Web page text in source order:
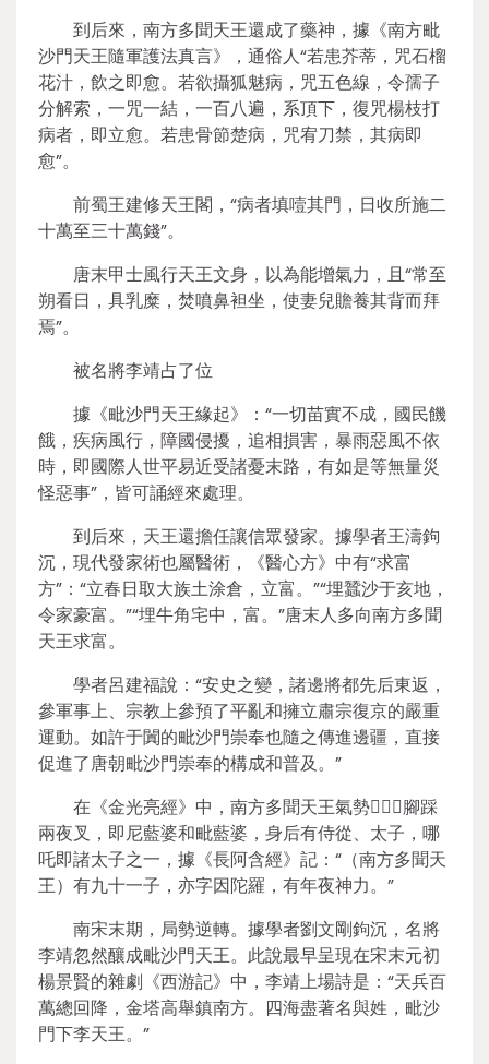
到后來，南方多聞天王還成了藥神，據《南方毗
沙門天王隨軍護法真言》，通俗人“若患芥蒂，咒石榴
花汁，飲之即愈。若欲攝狐魅病，咒五色線，令孺子
分解索，一咒一結，一百八遍，系頂下，復咒楊枝打
病者，即立愈。若患骨節楚病，咒宥刀禁，其病即
愈”。
前蜀王建修天王閣，“病者填噎其門，日收所施二
十萬至三十萬錢”。
唐末甲士風行天王文身，以為能增氣力，且“常至
朔看日，具乳糜，焚噴鼻袒坐，使妻兒贍養其背而拜
焉”。
被名將李靖占了位
據《毗沙門天王緣起》：“一切苗實不成，國民饑
餓，疾病風行，障國侵擾，追相損害，暴雨惡風不依
時，即國際人世平易近受諸憂末路，有如是等無量災
怪惡事”，皆可誦經來處理。
到后來，天王還擔任讓信眾發家。據學者王濤鉤
沉，現代發家術也屬醫術，《醫心方》中有“求富
方”：“立春日取大族土涂倉，立富。”“埋蠶沙于亥地，
令家豪富。”“埋牛角宅中，富。”唐末人多向南方多聞
天王求富。
學者呂建福說：“安史之變，諸邊將都先后東返，
參軍事上、宗教上參預了平亂和擁立肅宗復京的嚴重
運動。如許于闐的毗沙門崇奉也隨之傳進邊疆，直接
促進了唐朝毗沙門崇奉的構成和普及。”
在《金光亮經》中，南方多聞天王氣勢，腳踩
兩夜叉，即尼藍婆和毗藍婆，身后有侍從、太子，哪
吒即諸太子之一，據《長阿含經》記：“（南方多聞天
王）有九十一子，亦字因陀羅，有年夜神力。”
南宋末期，局勢逆轉。據學者劉文剛鉤沉，名將
李靖忽然釀成毗沙門天王。此說最早呈現在宋末元初
楊景賢的雜劇《西游記》中，李靖上場詩是：“天兵百
萬總回降，金塔高舉鎮南方。四海盡著名與姓，毗沙
門下李天王。”